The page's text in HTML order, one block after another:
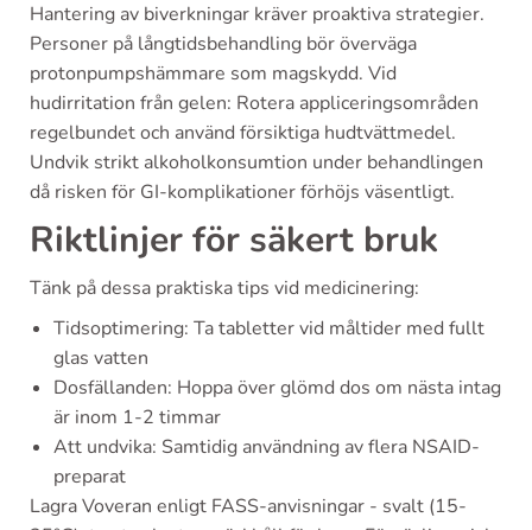
Hantering av biverkningar kräver proaktiva strategier.
Personer på långtidsbehandling bör överväga
protonpumpshämmare som magskydd. Vid
hudirritation från gelen: Rotera appliceringsområden
regelbundet och använd försiktiga hudtvättmedel.
Undvik strikt alkoholkonsumtion under behandlingen
då risken för GI-komplikationer förhöjs väsentligt.
Riktlinjer för säkert bruk
Tänk på dessa praktiska tips vid medicinering:
Tidsoptimering: Ta tabletter vid måltider med fullt
glas vatten
Dosfällanden: Hoppa över glömd dos om nästa intag
är inom 1-2 timmar
Att undvika: Samtidig användning av flera NSAID-
preparat
Lagra Voveran enligt FASS-anvisningar - svalt (15-